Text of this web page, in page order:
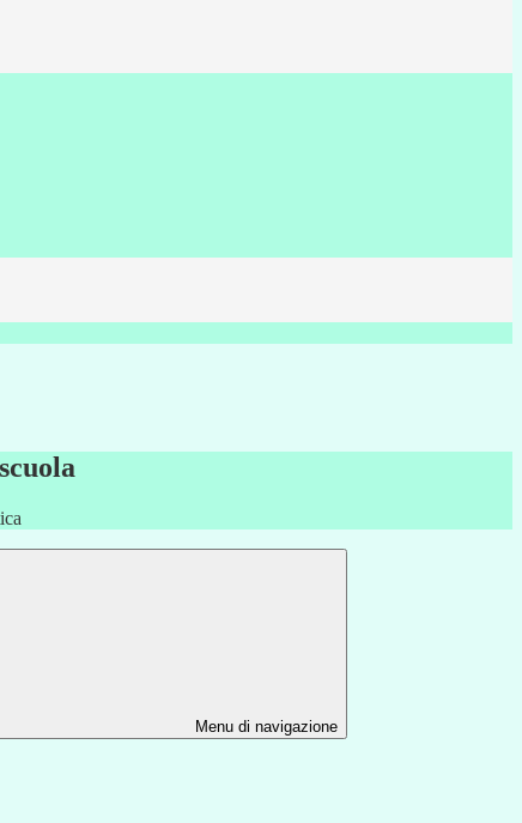
Menu di navigazione